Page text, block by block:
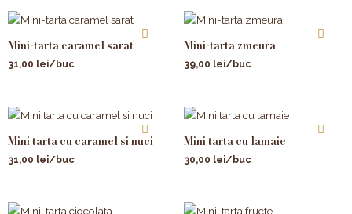
Mini-tarta caramel sarat
31,00 lei/buc
Mini-tarta zmeura
39,00 lei/buc
Mini tarta cu caramel si nuci
31,00 lei/buc
Mini tarta cu lamaie
30,00 lei/buc